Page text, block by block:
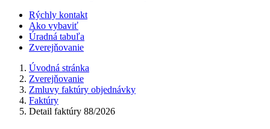
Rýchly kontakt
Ako vybaviť
Úradná tabuľa
Zverejňovanie
Úvodná stránka
Zverejňovanie
Zmluvy faktúry objednávky
Faktúry
Detail faktúry 88/2026